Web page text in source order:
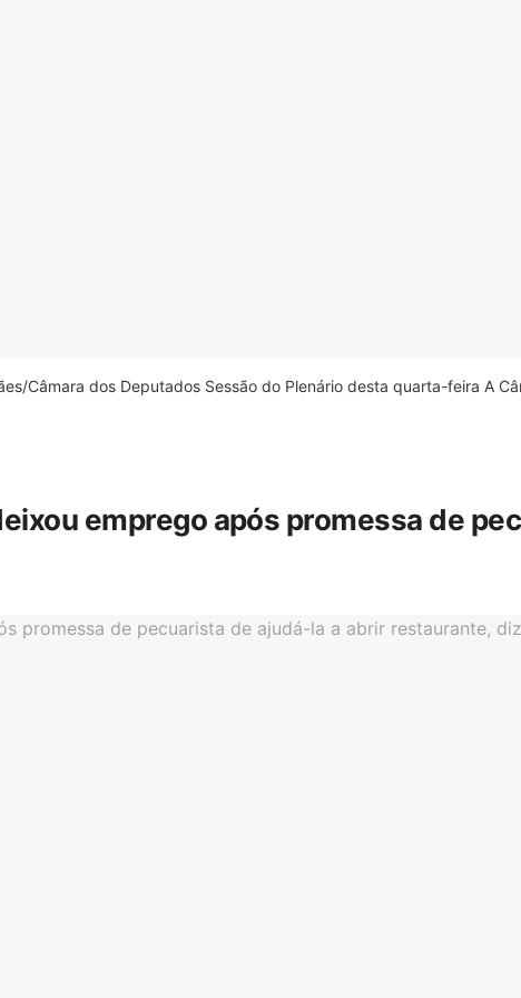
Câmara dos Deputados Sessão do Plenário desta quarta-feira A
emprego após promessa de